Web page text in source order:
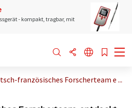
- kompakt, tragbar, mit
französisches Forscherteam e ...